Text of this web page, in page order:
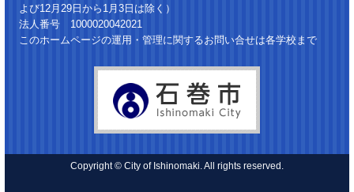
よび12月29日から1月3日は除く）
法人番号 1000020042021
このホームページの運用・管理に関するお問い合せは各学校まで
Copyright © City of Ishinomaki. All rights reserved.